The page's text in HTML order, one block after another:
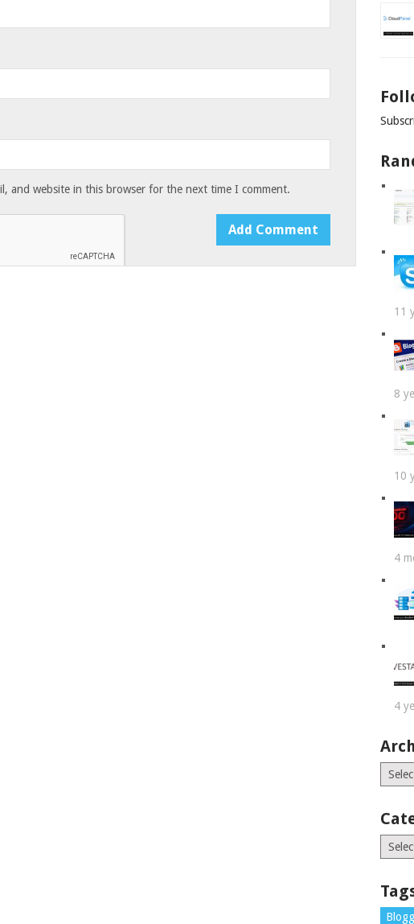
and website in this browser for the next time I comment.
11
8
10
4
4